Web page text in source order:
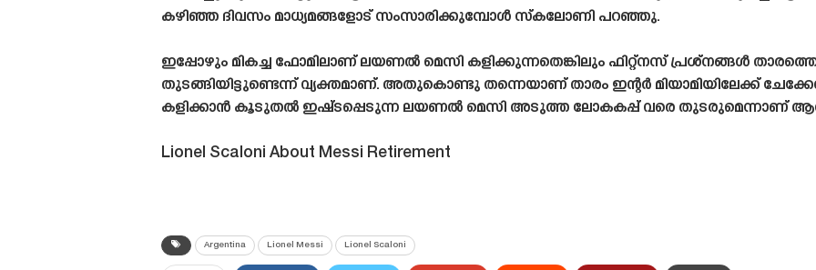
കഴിഞ്ഞ ദിവസം മാധ്യമങ്ങളോട് സംസാരിക്കുമ്പോൾ സ്‌കലോണി പറഞ്ഞു.
ഇപ്പോഴും മികച്ച ഫോമിലാണ് ലയണൽ മെസി കളിക്കുന്നതെങ്കിലും ഫിറ്റ്നസ് പ്രശ്‌നങ്ങൾ താരത്തെ
തുടങ്ങിയിട്ടുണ്ടെന്ന് വ്യക്തമാണ്. അതുകൊണ്ടു തന്നെയാണ് താരം ഇന്റർ മിയാമിയിലേക്ക്
കളിക്കാൻ കൂടുതൽ ഇഷ്‌ടപ്പെടുന്ന ലയണൽ മെസി അടുത്ത ലോകകപ്പ് വരെ തുടരുമെന്നാണ്
Lionel Scaloni About Messi Retirement
Argentina Lionel Messi Lionel Scaloni